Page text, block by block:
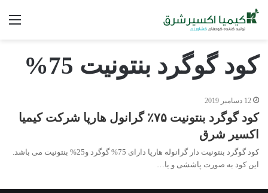
کود گوگرد بنتونیت 75%
12 دسامبر 2019
کود گوگرد بنتونیت ۷۵٪ گرانول هارپا شرکت کیمیا
اکسیر شرق
کود گوگرد بنتونیت دار گرانوله هارپا دارای 75% گوگرد و25% بنتونیت می باشد.
این کود به صورت پاششی و یا…